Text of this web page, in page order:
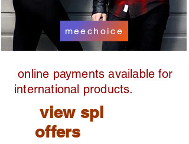
meechoice
online payments available for
international products.
view spl
offers